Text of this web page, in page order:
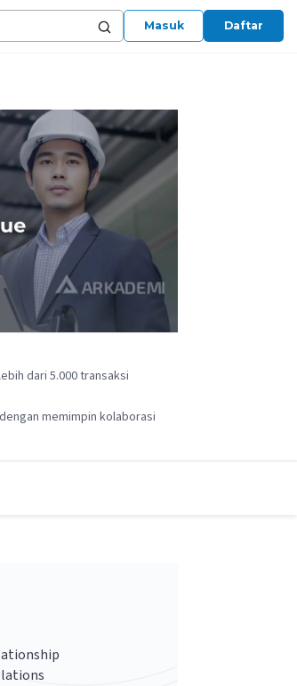
Masuk Daftar
dari 5.000 transaksi
memimpin kolaborasi